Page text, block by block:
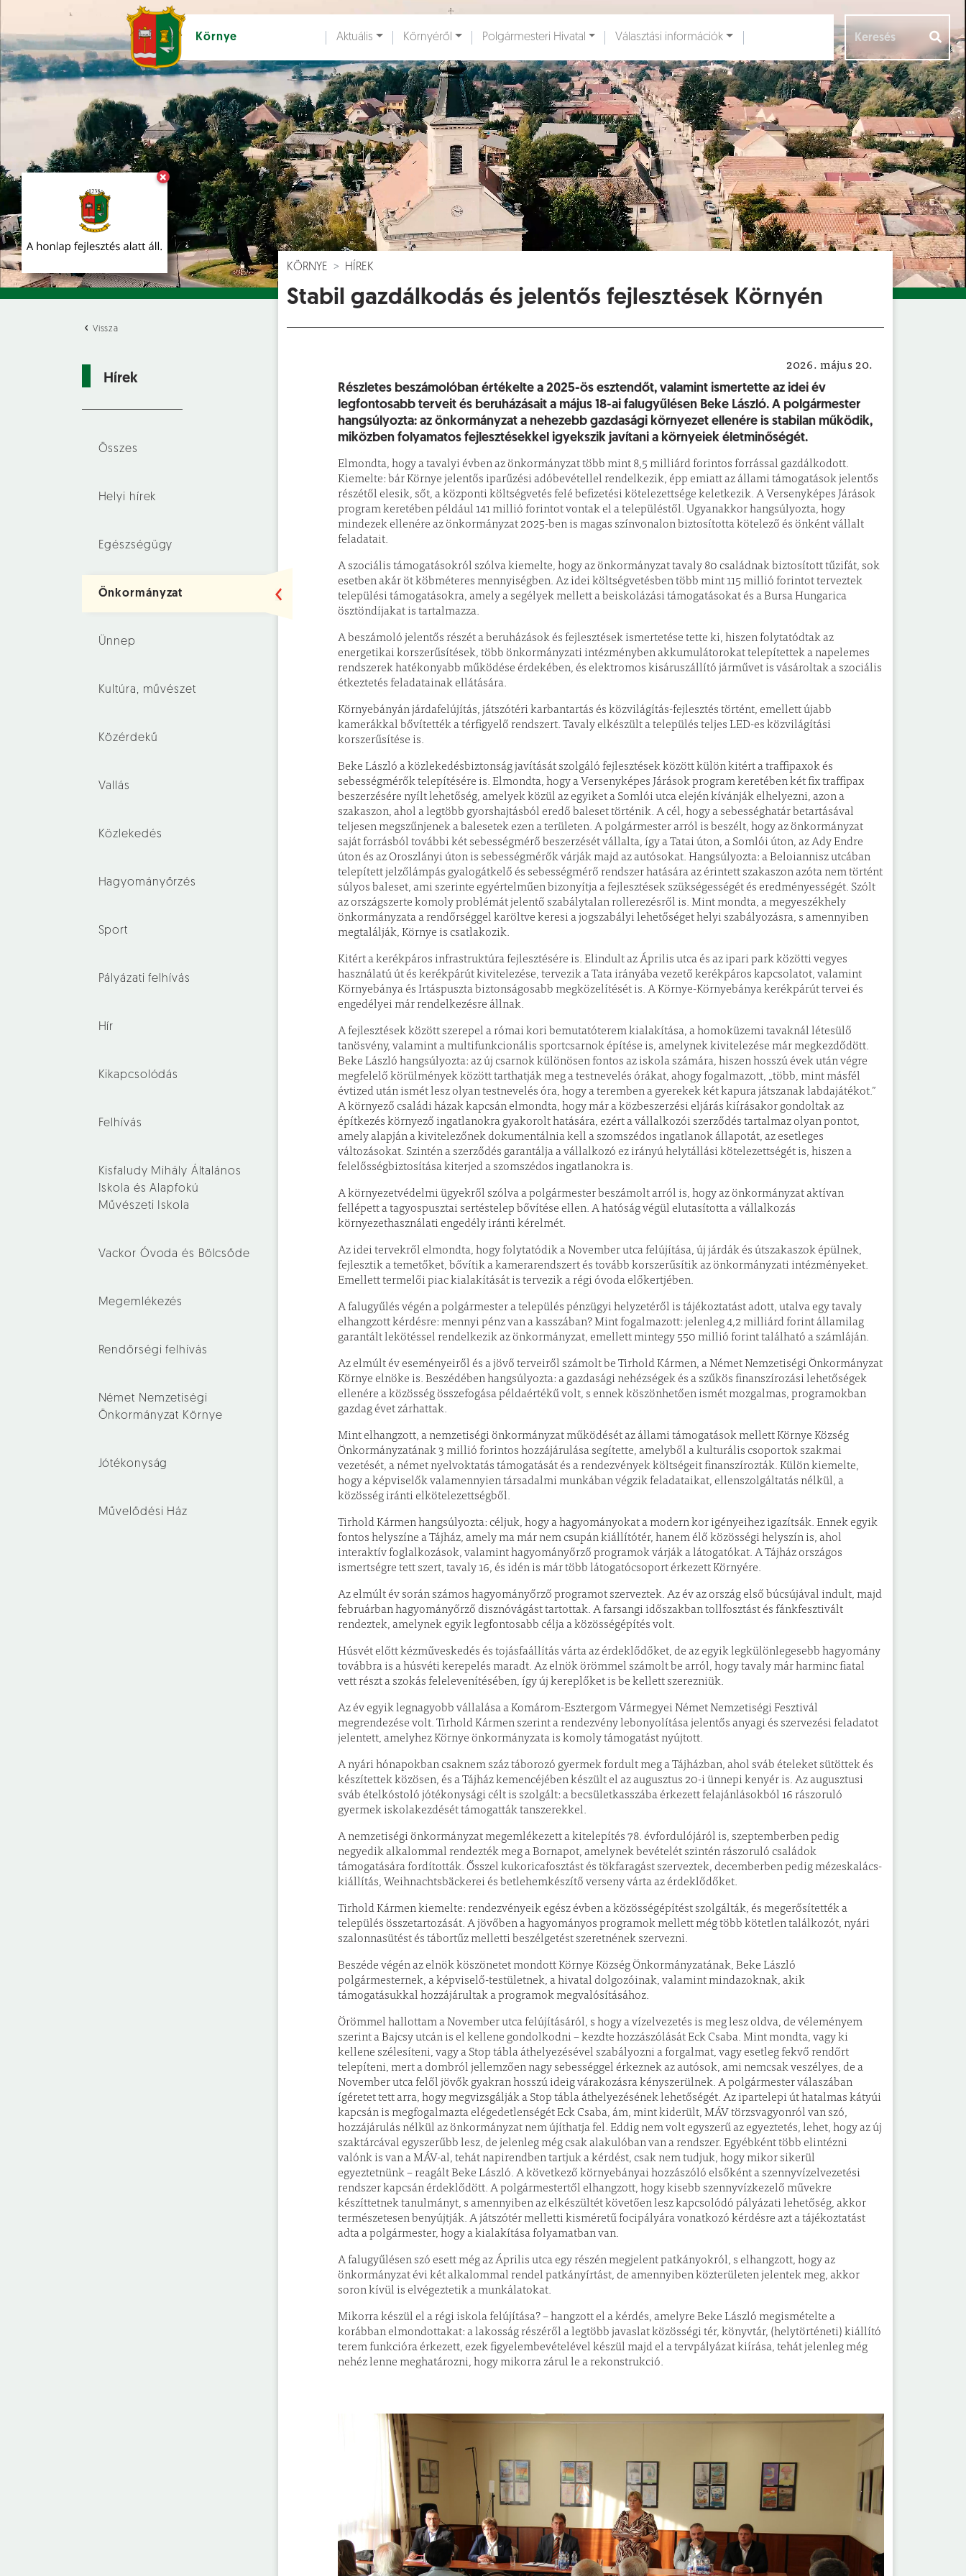
×
Környe
Ugrás a fő tartalomhoz
Aktuális Környéről Polgármesteri Hivatal Választási információk
Vissza
Hírek
Összes
Helyi hírek
Egészségügy
Önkormányzat
Ünnep
Kultúra, művészet
Közérdekű
Vallás
Közlekedés
Hagyományőrzés
Sport
Pályázati felhívás
Hír
Kikapcsolódás
Felhívás
Kisfaludy Mihály Általános
Iskola és Alapfokú
Művészeti Iskola
Vackor Óvoda és Bölcsőde
Megemlékezés
Rendőrségi felhívás
Német Nemzetiségi
Önkormányzat Környe
Jótékonyság
Művelődési Ház
KÖRNYE HÍREK
Stabil gazdálkodás és jelentős fejlesztések Környén
Önkormányzat
2026. május 20.
Részletes beszámolóban értékelte a 2025-ös esztendőt, valamint ismertette az idei év
legfontosabb terveit és beruházásait a május 18-ai falugyűlésen Beke László. A polgármester
hangsúlyozta: az önkormányzat a nehezebb gazdasági környezet ellenére is stabilan működik,
miközben folyamatos fejlesztésekkel igyekszik javítani a környeiek életminőségét.
Elmondta, hogy a tavalyi évben az önkormányzat több mint 8,5 milliárd forintos forrással gazdálkodott.
Kiemelte: bár Környe jelentős iparűzési adóbevétellel rendelkezik, épp emiatt az állami támogatások jelentős
részétől elesik, sőt, a központi költségvetés felé befizetési kötelezettsége keletkezik. A Versenyképes Járások
program keretében például 141 millió forintot vontak el a településtől. Ugyanakkor hangsúlyozta, hogy
mindezek ellenére az önkormányzat 2025-ben is magas színvonalon biztosította kötelező és önként vállalt
feladatait.
A szociális támogatásokról szólva kiemelte, hogy az önkormányzat tavaly 80 családnak biztosított tűzifát, sok
esetben akár öt köbméteres mennyiségben. Az idei költségvetésben több mint 115 millió forintot terveztek
települési támogatásokra, amely a segélyek mellett a beiskolázási támogatásokat és a Bursa Hungarica
ösztöndíjakat is tartalmazza.
A beszámoló jelentős részét a beruházások és fejlesztések ismertetése tette ki, hiszen folytatódtak az
energetikai korszerűsítések, több önkormányzati intézményben akkumulátorokat telepítettek a napelemes
rendszerek hatékonyabb működése érdekében, és elektromos kisáruszállító járművet is vásároltak a szociális
étkeztetés feladatainak ellátására.
Környebányán járdafelújítás, játszótéri karbantartás és közvilágítás-fejlesztés történt, emellett újabb
kamerákkal bővítették a térfigyelő rendszert. Tavaly elkészült a település teljes LED-es közvilágítási
korszerűsítése is.
Beke László a közlekedésbiztonság javítását szolgáló fejlesztések között külön kitért a traffipaxok és
sebességmérők telepítésére is. Elmondta, hogy a Versenyképes Járások program keretében két fix traffipax
beszerzésére nyílt lehetőség, amelyek közül az egyiket a Somlói utca elején kívánják elhelyezni, azon a
szakaszon, ahol a legtöbb gyorshajtásból eredő baleset történik. A cél, hogy a sebességhatár betartásával
teljesen megszűnjenek a balesetek ezen a területen. A polgármester arról is beszélt, hogy az önkormányzat
saját forrásból további két sebességmérő beszerzését vállalta, így a Tatai úton, a Somlói úton, az Ady Endre
úton és az Oroszlányi úton is sebességmérők várják majd az autósokat. Hangsúlyozta: a Beloiannisz utcában
telepített jelzőlámpás gyalogátkelő és sebességmérő rendszer hatására az érintett szakaszon azóta nem történt
súlyos baleset, ami szerinte egyértelműen bizonyítja a fejlesztések szükségességét és eredményességét. Szólt
az országszerte komoly problémát jelentő szabálytalan rollerezésről is. Mint mondta, a megyeszékhely
önkormányzata a rendőrséggel karöltve keresi a jogszabályi lehetőséget helyi szabályozásra, s amennyiben
megtalálják, Környe is csatlakozik.
Kitért a kerékpáros infrastruktúra fejlesztésére is. Elindult az Április utca és az ipari park közötti vegyes
használatú út és kerékpárút kivitelezése, tervezik a Tata irányába vezető kerékpáros kapcsolatot, valamint
Környebánya és Irtáspuszta biztonságosabb megközelítését is. A Környe-Környebánya kerékpárút tervei és
engedélyei már rendelkezésre állnak.
A fejlesztések között szerepel a római kori bemutatóterem kialakítása, a homoküzemi tavaknál létesülő
tanösvény, valamint a multifunkcionális sportcsarnok építése is, amelynek kivitelezése már megkezdődött.
Beke László hangsúlyozta: az új csarnok különösen fontos az iskola számára, hiszen hosszú évek után végre
megfelelő körülmények között tarthatják meg a testnevelés órákat, ahogy fogalmazott, „több, mint másfél
évtized után ismét lesz olyan testnevelés óra, hogy a teremben a gyerekek két kapura játszanak labdajátékot.”
A környező családi házak kapcsán elmondta, hogy már a közbeszerzési eljárás kiírásakor gondoltak az
építkezés környező ingatlanokra gyakorolt hatására, ezért a vállalkozói szerződés tartalmaz olyan pontot,
amely alapján a kivitelezőnek dokumentálnia kell a szomszédos ingatlanok állapotát, az esetleges
változásokat. Szintén a szerződés garantálja a vállalkozó ez irányú helytállási kötelezettségét is, hiszen a
felelősségbiztosítása kiterjed a szomszédos ingatlanokra is.
A környezetvédelmi ügyekről szólva a polgármester beszámolt arról is, hogy az önkormányzat aktívan
fellépett a tagyospusztai sertéstelep bővítése ellen. A hatóság végül elutasította a vállalkozás
környezethasználati engedély iránti kérelmét.
Az idei tervekről elmondta, hogy folytatódik a November utca felújítása, új járdák és útszakaszok épülnek,
fejlesztik a temetőket, bővítik a kamerarendszert és tovább korszerűsítik az önkormányzati intézményeket.
Emellett termelői piac kialakítását is tervezik a régi óvoda előkertjében.
A falugyűlés végén a polgármester a település pénzügyi helyzetéről is tájékoztatást adott, utalva egy tavaly
elhangzott kérdésre: mennyi pénz van a kasszában? Mint fogalmazott: jelenleg 4,2 milliárd forint államilag
garantált lekötéssel rendelkezik az önkormányzat, emellett mintegy 550 millió forint található a számláján.
Az elmúlt év eseményeiről és a jövő terveiről számolt be Tirhold Kármen, a Német Nemzetiségi Önkormányzat
Környe elnöke is. Beszédében hangsúlyozta: a gazdasági nehézségek és a szűkös finanszírozási lehetőségek
ellenére a közösség összefogása példaértékű volt, s ennek köszönhetően ismét mozgalmas, programokban
gazdag évet zárhattak.
Mint elhangzott, a nemzetiségi önkormányzat működését az állami támogatások mellett Környe Község
Önkormányzatának 3 millió forintos hozzájárulása segítette, amelyből a kulturális csoportok szakmai
vezetését, a német nyelvoktatás támogatását és a rendezvények költségeit finanszírozták. Külön kiemelte,
hogy a képviselők valamennyien társadalmi munkában végzik feladataikat, ellenszolgáltatás nélkül, a
közösség iránti elkötelezettségből.
Tirhold Kármen hangsúlyozta: céljuk, hogy a hagyományokat a modern kor igényeihez igazítsák. Ennek egyik
fontos helyszíne a Tájház, amely ma már nem csupán kiállítótér, hanem élő közösségi helyszín is, ahol
interaktív foglalkozások, valamint hagyományőrző programok várják a látogatókat. A Tájház országos
ismertségre tett szert, tavaly 16, és idén is már több látogatócsoport érkezett Környére.
Az elmúlt év során számos hagyományőrző programot szerveztek. Az év az ország első búcsújával indult, majd
februárban hagyományőrző disznóvágást tartottak. A farsangi időszakban tollfosztást és fánkfesztivált
rendeztek, amelynek egyik legfontosabb célja a közösségépítés volt.
Húsvét előtt kézműveskedés és tojásfaállítás várta az érdeklődőket, de az egyik legkülönlegesebb hagyomány
továbbra is a húsvéti kerepelés maradt. Az elnök örömmel számolt be arról, hogy tavaly már harminc fiatal
vett részt a szokás felelevenítésében, így új kereplőket is be kellett szerezniük.
Az év egyik legnagyobb vállalása a Komárom-Esztergom Vármegyei Német Nemzetiségi Fesztivál
megrendezése volt. Tirhold Kármen szerint a rendezvény lebonyolítása jelentős anyagi és szervezési feladatot
jelentett, amelyhez Környe önkormányzata is komoly támogatást nyújtott.
A nyári hónapokban csaknem száz táborozó gyermek fordult meg a Tájházban, ahol sváb ételeket sütöttek és
készítettek közösen, és a Tájház kemencéjében készült el az augusztus 20-i ünnepi kenyér is. Az augusztusi
sváb ételkóstoló jótékonysági célt is szolgált: a becsületkasszába érkezett felajánlásokból 16 rászoruló
gyermek iskolakezdését támogatták tanszerekkel.
A nemzetiségi önkormányzat megemlékezett a kitelepítés 78. évfordulójáról is, szeptemberben pedig
negyedik alkalommal rendezték meg a Bornapot, amelynek bevételét szintén rászoruló családok
támogatására fordították. Ősszel kukoricafosztást és tökfaragást szerveztek, decemberben pedig mézeskalács-
kiállítás, Weihnachtsbäckerei és betlehemkészítő verseny várta az érdeklődőket.
Tirhold Kármen kiemelte: rendezvényeik egész évben a közösségépítést szolgálták, és megerősítették a
település összetartozását. A jövőben a hagyományos programok mellett még több kötetlen találkozót, nyári
szalonnasütést és tábortűz melletti beszélgetést szeretnének szervezni.
Beszéde végén az elnök köszönetet mondott Környe Község Önkormányzatának, Beke László
polgármesternek, a képviselő-testületnek, a hivatal dolgozóinak, valamint mindazoknak, akik
támogatásukkal hozzájárultak a programok megvalósításához.
Örömmel hallottam a November utca felújításáról, s hogy a vízelvezetés is meg lesz oldva, de véleményem
szerint a Bajcsy utcán is el kellene gondolkodni – kezdte hozzászólását Eck Csaba. Mint mondta, vagy ki
kellene szélesíteni, vagy a Stop tábla áthelyezésével szabályozni a forgalmat, vagy esetleg fekvő rendőrt
telepíteni, mert a dombról jellemzően nagy sebességgel érkeznek az autósok, ami nemcsak veszélyes, de a
November utca felől jövők gyakran hosszú ideig várakozásra kényszerülnek. A polgármester válaszában
ígéretet tett arra, hogy megvizsgálják a Stop tábla áthelyezésének lehetőségét. Az ipartelepi út hatalmas kátyúi
kapcsán is megfogalmazta elégedetlenségét Eck Csaba, ám, mint kiderült, MÁV törzsvagyonról van szó,
hozzájárulás nélkül az önkormányzat nem újíthatja fel. Eddig nem volt egyszerű az egyeztetés, lehet, hogy az új
szaktárcával egyszerűbb lesz, de jelenleg még csak alakulóban van a rendszer. Egyébként több elintézni
valónk is van a MÁV-al, tehát napirendben tartjuk a kérdést, csak nem tudjuk, hogy mikor sikerül
egyeztetnünk – reagált Beke László. A következő környebányai hozzászóló elsőként a szennyvízelvezetési
rendszer kapcsán érdeklődött. A polgármestertől elhangzott, hogy kisebb szennyvízkezelő művekre
készíttetnek tanulmányt, s amennyiben az elkészültét követően lesz kapcsolódó pályázati lehetőség, akkor
természetesen benyújtják. A játszótér melletti kisméretű focipályára vonatkozó kérdésre azt a tájékoztatást
adta a polgármester, hogy a kialakítása folyamatban van.
A falugyűlésen szó esett még az Április utca egy részén megjelent patkányokról, s elhangzott, hogy az
önkormányzat évi két alkalommal rendel patkányírtást, de amennyiben közterületen jelentek meg, akkor
soron kívül is elvégeztetik a munkálatokat.
Mikorra készül el a régi iskola felújítása? – hangzott el a kérdés, amelyre Beke László megismételte a
korábban elmondottakat: a lakosság részéről a legtöbb javaslat közösségi tér, könyvtár, (helytörténeti) kiállító
terem funkcióra érkezett, ezek figyelembevételével készül majd el a tervpályázat kiírása, tehát jelenleg még
nehéz lenne meghatározni, hogy mikorra zárul le a rekonstrukció.
Hírek [ Események [] Dokumentumok [] Aloldalak []